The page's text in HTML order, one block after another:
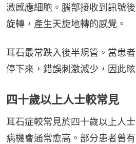
激感應細胞。腦部接收到訊號
旋轉，產生天旋地轉的感覺。
耳石最常跌入後半規管。當患
停下來，錯誤刺激減少，因此
四十歲以上人士較常見
耳石症較常見於四十歲以上人
病機會通常愈高。部分患者曾